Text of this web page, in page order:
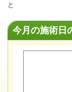
と
今月の施術日